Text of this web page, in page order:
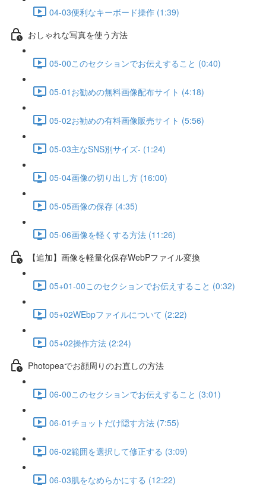
04-03便利なキーボード操作 (1:39)
おしゃれな写真を使う方法
05-00このセクションでお伝えすること (0:40)
05-01お勧めの無料画像配布サイト (4:18)
05-02お勧めの有料画像販売サイト (5:56)
05-03主なSNS別サイズ- (1:24)
05-04画像の切り出し方 (16:00)
05-05画像の保存 (4:35)
05-06画像を軽くする方法 (11:26)
【追加】画像を軽量化保存WebPファイル変換
05+01-00このセクションでお伝えすること (0:32)
05+02WEbpファイルについて (2:22)
05+02操作方法 (2:24)
Photopeaでお顔周りのお直しの方法
06-00このセクションでお伝えすること (3:01)
06-01チョットだけ隠す方法 (7:55)
06-02範囲を選択して修正する (3:09)
06-03肌をなめらかにする (12:22)